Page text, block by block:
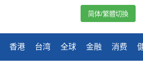
香港 台湾 全球 金融 消费
简体/繁體切換